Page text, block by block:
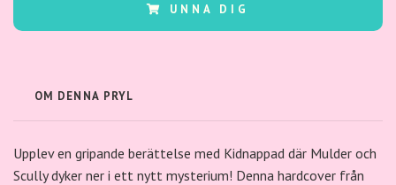
UNNA DIG
OM DENNA PRYL
Upplev en gripande berättelse med Kidnappad där Mulder och
Scully dyker ner i ett nytt mysterium! Denna hardcover från